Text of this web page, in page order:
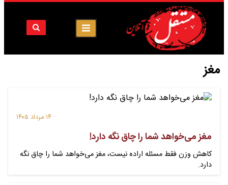
مغز
۱۴ مرداد ۱۴۰۵
مغز می‌خواهد شما را چاق نگه دارد!
کاهش وزن فقط مسئله اراده نیست، مغز می‌خواهد شما را چاق نگه
دارد.